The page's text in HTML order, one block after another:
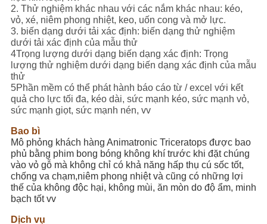
2. Thử nghiệm khác nhau với các nắm khác nhau: kéo,
vỏ, xé, niêm phong nhiệt, keo, uốn cong và mở lực.
3. biến dạng dưới tải xác định: biến dạng thử nghiệm
dưới tải xác định của mẫu thử
4Trọng lượng dưới dạng biến dạng xác định: Trọng
lượng thử nghiệm dưới dạng biến dạng xác định của mẫu
thử
5Phần mềm có thể phát hành báo cáo từ / excel với kết
quả cho lực tối đa, kéo dài, sức mạnh kéo, sức mạnh vỏ,
sức mạnh giọt, sức mạnh nén, vv
Bao bì
Mô phỏng khách hàng Animatronic Triceratops được bao
phủ bằng phim bong bóng không khí trước khi đặt chúng
vào vỏ gỗ mà không chỉ có khả năng hấp thụ cú sốc tốt,
chống va chạm,niêm phong nhiệt và cũng có những lợi
thế của không độc hại, không mùi, ăn mòn do độ ẩm, minh
bạch tốt vv
Dịch vụ